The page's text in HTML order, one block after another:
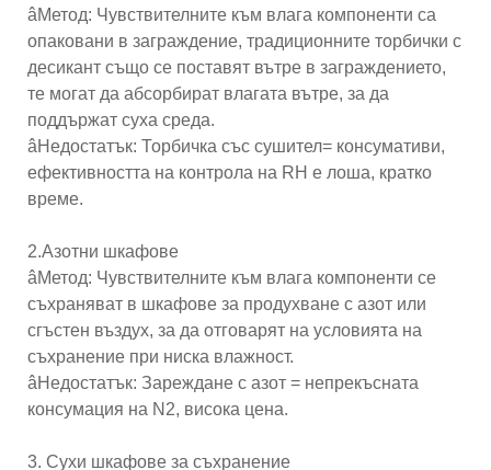
âМетод: Чувствителните към влага компоненти са
опаковани в заграждение, традиционните торбички с
десикант също се поставят вътре в заграждението,
те могат да абсорбират влагата вътре, за да
поддържат суха среда.
âНедостатък: Торбичка със сушител= консумативи,
ефективността на контрола на RH е лоша, кратко
време.
2.Азотни шкафове
âМетод: Чувствителните към влага компоненти се
съхраняват в шкафове за продухване с азот или
сгъстен въздух, за да отговарят на условията на
съхранение при ниска влажност.
âНедостатък: Зареждане с азот = непрекъсната
консумация на N2, висока цена.
3. Сухи шкафове за съхранение